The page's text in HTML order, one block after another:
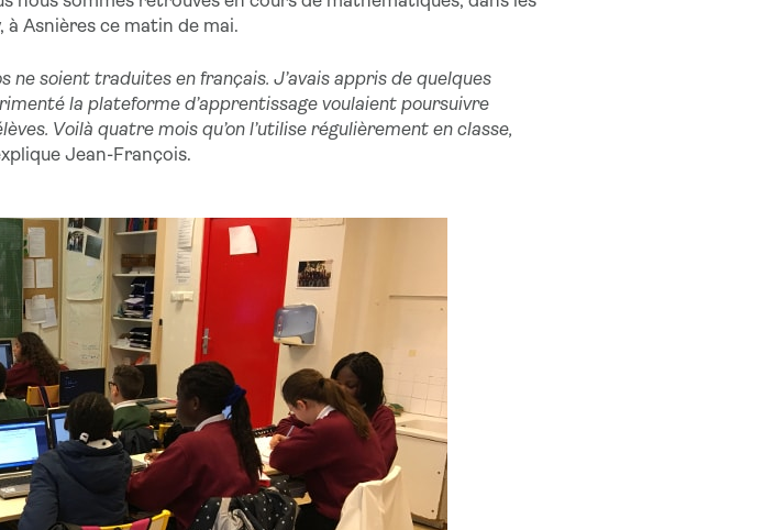
à Asnières ce matin de mai.
ne soient traduites en français. J’avais appris de quelques
la plateforme d’apprentissage voulaient poursuivre
Voilà quatre mois qu’on l’utilise régulièrement en classe,
Jean-François.